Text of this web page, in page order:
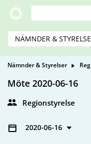
NÄMNDER &
Nämnder & Styrelser
Möte 2020-06-16
Regionstyrelse
2020-06-16